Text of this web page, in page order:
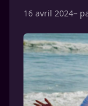
16 avril 2024–